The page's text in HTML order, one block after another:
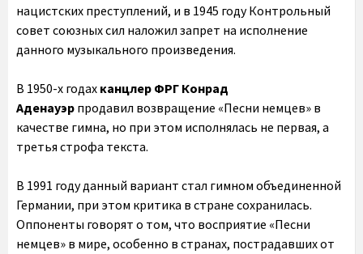
нацистских преступлений, и в 1945 году Контрольный
совет союзных сил наложил запрет на исполнение
данного музыкального произведения.
В 1950-х годах канцлер ФРГ Конрад
Аденауэр продавил возвращение «Песни немцев» в
качестве гимна, но при этом исполнялась не первая, а
третья строфа текста.
В 1991 году данный вариант стал гимном объединенной
Германии, при этом критика в стране сохранилась.
Оппоненты говорят о том, что восприятие «Песни
немцев» в мире, особенно в странах, пострадавших от